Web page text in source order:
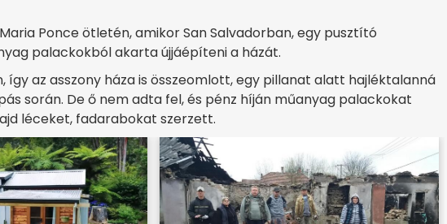
Ponce ötletén, amikor San Salvadorban, egy pusztító
palackokból akarta újjáépíteni a házát.
így az asszony háza is összeomlott, egy pillanat alatt hajléktalanná
során. De ő nem adta fel, és pénz híján műanyag palackokat
léceket, fadarabokat szerzett.